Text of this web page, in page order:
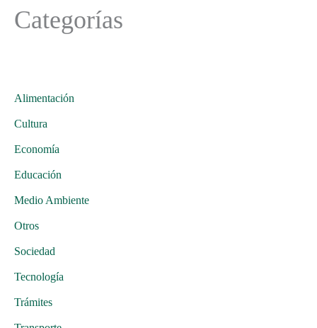
Categorías
Alimentación
Cultura
Economía
Educación
Medio Ambiente
Otros
Sociedad
Tecnología
Trámites